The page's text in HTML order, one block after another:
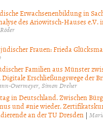
Erwachsenenbildung in
des Ariowitsch-Hauses e.V.
Frauen: Frieda
Familien aus Münster
Erschließungswege der
Overmeyer Simon Dreher
in Deutschland. Zwischen
und #nie wieder.
an der TU Dresden|